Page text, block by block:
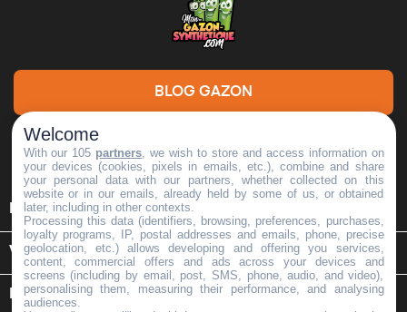
BLOG GAZON
DEMANDE DE DEVIS
INFORMATIONS
VOTRE COMPTE 
INFORMATIONS SUR LE MAGASIN keyboard_arrow_down
Welcome
With our 105 partners , we wish to store and access information on
your devices (cookies, pixels in emails, etc.), combine and share
your personal data with our partners, whether collected on this
website or in our emails, already held by some of us, or obtained
later, including in other contexts.
Processing this data (identifiers, browsing, preferences, purchases,
loyalty programs, IP, postal addresses and emails, phone, precise
geolocation, etc.) allows developing and offering you services,
content, commercial offers and ads across your devices and
screens (including by email, post, SMS, phone, audio, and video),
personalising them, measuring their performance, and analysing
audiences.